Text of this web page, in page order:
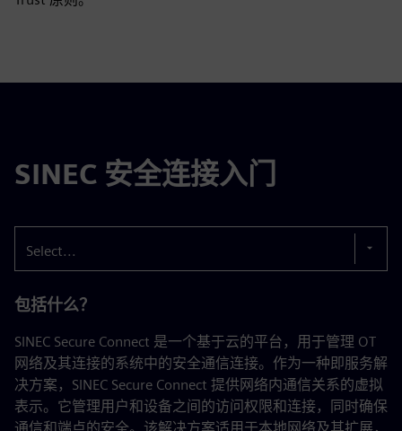
SINEC 安全连接入门
Select...
包括什么？
SINEC Secure Connect 是一个基于云的平台，用于管理 OT
网络及其连接的系统中的安全通信连接。作为一种即服务解
决方案，SINEC Secure Connect 提供网络内通信关系的虚拟
表示。它管理用户和设备之间的访问权限和连接，同时确保